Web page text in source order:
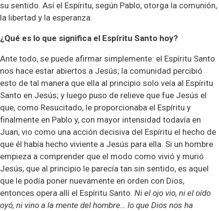
su sentido. Así el Espíritu, según Pablo, otorga la comunión,
la libertad y la esperanza.
¿Qué es lo que significa el Espíritu Santo hoy?
Ante todo, se puede afirmar simplemente: el Espíritu Santo
nos hace estar abiertos a Jesús; la comunidad percibió
esto de tal manera que ella al principio solo veía al Espíritu
Santo en Jesús; y luego puso de relieve que fue Jesús el
que, como Resucitado, le proporcionaba el Espíritu y
finalmente en Pablo y, con mayor intensidad todavía en
Juan, vio como una acción decisiva del Espíritu el hecho de
que él había hecho viviente a Jesús para ella. Si un hombre
empieza a comprender que el modo como vivió y murió
Jesús, que al principio le parecía tan sin sentido, es aquel
que le podía poner nuevamente en orden con Dios,
entonces opera allí el Espíritu Santo. Ni el ojo vio, ni el oído
oyó, ni vino a la mente del hombre… lo que Dios nos ha